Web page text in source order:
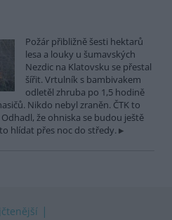
Požár přibližně šesti hektarů
lesa a louky u šumavských
Nezdic na Klatovsku se přestal
šířit. Vrtulník s bambivakem
odletěl zhruba po 1,5 hodině
Nikdo nebyl zraněn. ČTK to
že ohniska se budou ještě
hlídat přes noc do středy.